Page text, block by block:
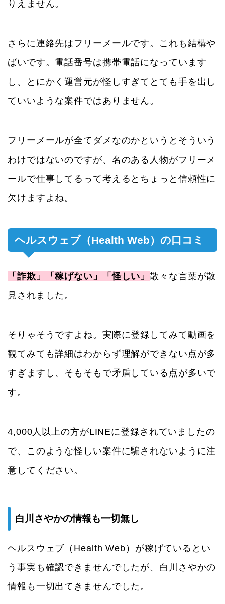
りえません。
さらに連絡先はフリーメールです。これも結構や
ばいです。電話番号は携帯電話になっています
し、とにかく運営元が怪しすぎてとても手を出し
ていいような案件ではありません。
フリーメールが全てダメなのかというとそういう
わけではないのですが、名のある人物がフリーメ
ールで仕事してるって考えるとちょっと信頼性に
欠けますよね。
ヘルスウェブ（Health Web）の口コミ
「詐欺」「稼げない」「怪しい」散々な言葉が散
見されました。
そりゃそうですよね。実際に登録してみて動画を
観てみても詳細はわからず理解ができない点が多
すぎますし、そもそもで矛盾している点が多いで
す。
4,000人以上の方がLINEに登録されていましたの
で、このような怪しい案件に騙されないように注
意してください。
白川さやかの情報も一切無し
ヘルスウェブ（Health Web）が稼げているとい
う事実も確認できませんでしたが、白川さやかの
情報も一切出てきませんでした。